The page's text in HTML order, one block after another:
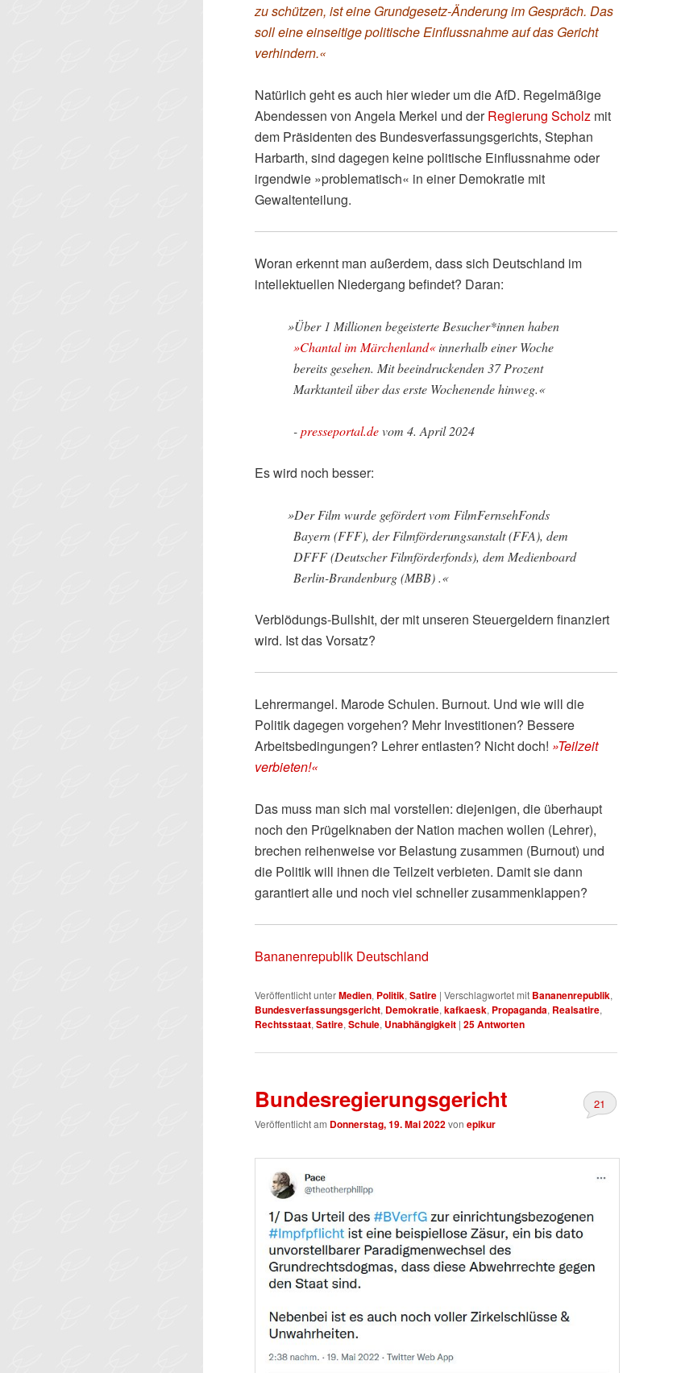
zu schützen, ist eine Grundgesetz-Änderung im Gespräch. Das
soll eine einseitige politische Einflussnahme auf das Gericht
verhindern.«
Natürlich geht es auch hier wieder um die AfD. Regelmäßige
Abendessen von Angela Merkel und derRegierung Scholzmit
dem Präsidenten des Bundesverfassungsgerichts, Stephan
Harbarth, sind dagegen keine politische Einflussnahme oder
irgendwie »problematisch« in einer Demokratie mit
Gewaltenteilung.
Woran erkennt man außerdem, dass sich Deutschland im
intellektuellen Niedergang befindet? Daran:
»Über 1 Millionen begeisterte Besucher*innen haben
»Chantal im Märchenland«innerhalb einer Woche
bereits gesehen. Mit beeindruckenden 37 Prozent
Marktanteil über das erste Wochenende hinweg.«
-presseportal.devom 4. April 2024
Es wird noch besser:
»Der Film wurde gefördert vom FilmFernsehFonds
Bayern (FFF), der Filmförderungsanstalt (FFA), dem
DFFF (Deutscher Filmförderfonds), dem Medienboard
Berlin-Brandenburg (MBB) .«
Verblödungs-Bullshit, der mit unseren Steuergeldern finanziert
wird. Ist das Vorsatz?
Lehrermangel. Marode Schulen. Burnout. Und wie will die
Politik dagegen vorgehen? Mehr Investitionen? Bessere
Arbeitsbedingungen? Lehrer entlasten? Nicht doch! »Teilzeit
verbieten!«
Das muss man sich mal vorstellen: diejenigen, die überhaupt
noch den Prügelknaben der Nation machen wollen (Lehrer),
brechen reihenweise vor Belastung zusammen (Burnout) und
die Politik will ihnen die Teilzeit verbieten. Damit sie dann
garantiert alle und noch viel schneller zusammenklappen?
Bananenrepublik Deutschland
Veröffentlicht unterMedien, Politik, Satire | Verschlagwortet mit Bananenrepublik,
Bundesverfassungsgericht, Demokratie, kafkaesk, Propaganda, Realsatire,
Rechtsstaat, Satire, Schule, Unabhängigkeit | 25Antworten
Bundesregierungsgericht
Veröffentlicht am Donnerstag, 19. Mai 2022von epikur
21